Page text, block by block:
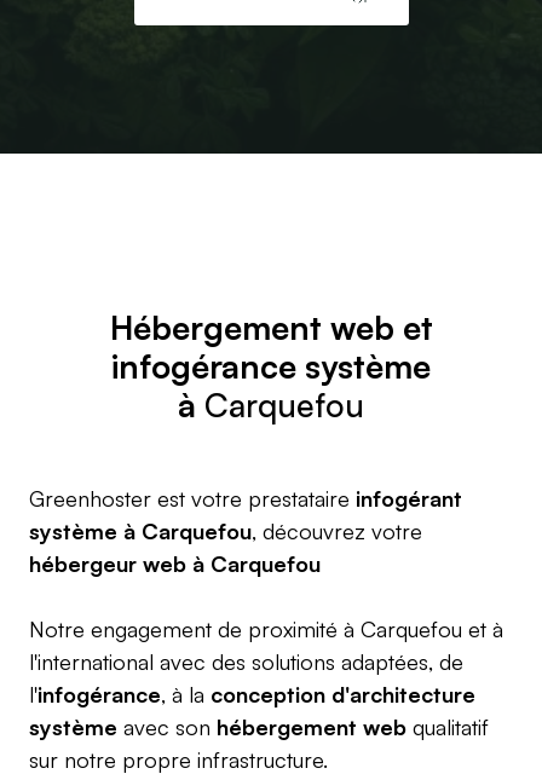
Hébergement web et
infogérance système
à Carquefou
Greenhoster est votre prestataire infogérant
système à Carquefou, découvrez votre
hébergeur web à Carquefou
Notre engagement de proximité à Carquefou et à
l'international avec des solutions adaptées, de
l'infogérance, à la conception d'architecture
système avec son hébergement web qualitatif
sur notre propre infrastructure.